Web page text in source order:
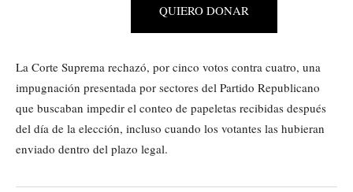
QUIERO DONAR
La Corte Suprema rechazó, por cinco votos contra cuatro, una
impugnación presentada por sectores del Partido Republicano
que buscaban impedir el conteo de papeletas recibidas después
del día de la elección, incluso cuando los votantes las hubieran
enviado dentro del plazo legal.